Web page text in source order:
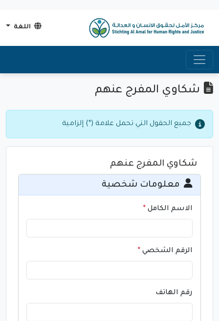
اللغة
شكاوي المفرج عنهم
جميع الحقول التي تحمل علامة (*) إلزامية
شكاوي المفرج عنهم
معلومات شخصية
الاسم الكامل *
الرقم الشخصي *
رقم الهاتف